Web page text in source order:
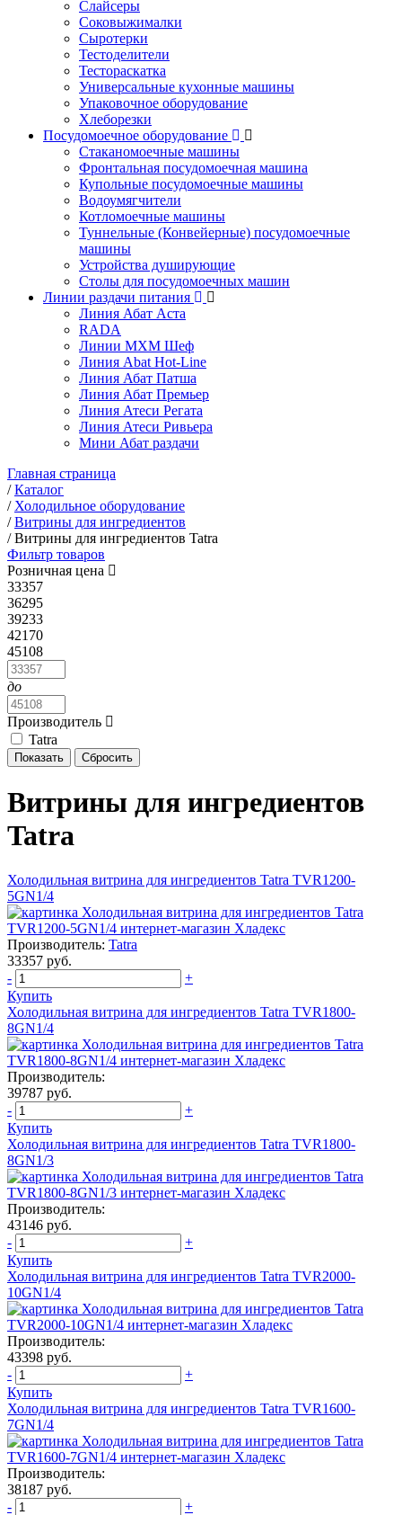
Слайсеры
Соковыжималки
Сыротерки
Тестоделители
Тестораскатка
Универсальные кухонные машины
Упаковочное оборудование
Хлеборезки
Посудомоечное оборудование
Стаканомоечные машины
Фронтальная посудомоечная машина
Купольные посудомоечные машины
Водоумягчители
Котломоечные машины
Туннельные (Конвейерные) посудомоечные
машины
Устройства душирующие
Столы для посудомоечных машин
Линии раздачи питания
Линия Абат Аста
RADA
Линии МХМ Шеф
Линия Abat Hot-Line
Линия Абат Патша
Линия Абат Премьер
Линия Атеси Регата
Линия Атеси Ривьера
Мини Абат раздачи
Главная страница
/Каталог
/ Холодильное оборудование
/Витрины для ингредиентов
/Витрины для ингредиентов Tatra
Фильтр товаров
Розничная цена
33357
36295
39233
42170
45108
до
Производитель
Tatra
Витрины для ингредиентов
Tatra
Холодильная витрина для ингредиентов Tatra TVR1200-
5GN1/4
Производитель: Tatra
33357 руб.
-
+
Купить
Холодильная витрина для ингредиентов Tatra TVR1800-
8GN1/4
Производитель:
39787 руб.
-
+
Купить
Холодильная витрина для ингредиентов Tatra TVR1800-
8GN1/3
Производитель:
43146 руб.
-
+
Купить
Холодильная витрина для ингредиентов Tatra TVR2000-
10GN1/4
Производитель:
43398 руб.
-
+
Купить
Холодильная витрина для ингредиентов Tatra TVR1600-
7GN1/4
Производитель:
38187 руб.
-
+